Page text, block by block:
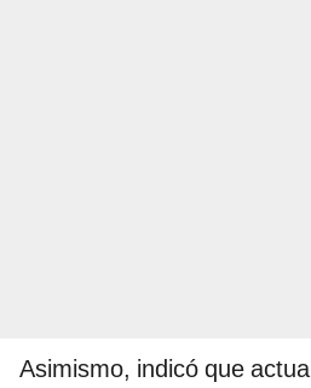
Asimismo, indicó que